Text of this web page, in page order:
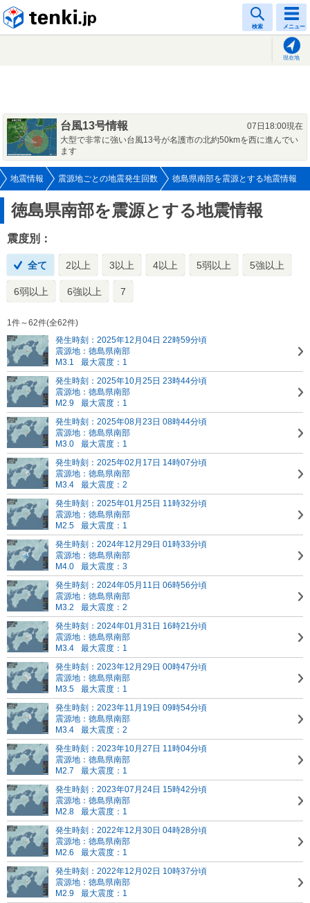
検索 メニュー
現在地
台風13号情報
07日18:00現在
大型で非常に強い台風13号が名護市の北約50kmを西に進んでい
ます
地震情報 震源地ごとの地震発生回数 徳島県南部を震源とする地震情報
徳島県南部を震源とする地震情報
震度別：
全て 2以上 3以上 4以上 5弱以上 5強以上
6弱以上 6強以上 7
1件～62件(全62件)
発生時刻：2025年12月04日 22時59分頃
震源地：徳島県南部
M3.1
最大震度：1
発生時刻：2025年10月25日 23時44分頃
震源地：徳島県南部
M2.9
最大震度：1
発生時刻：2025年08月23日 08時44分頃
震源地：徳島県南部
M3.0
最大震度：1
発生時刻：2025年02月17日 14時07分頃
震源地：徳島県南部
M3.4
最大震度：2
発生時刻：2025年01月25日 11時32分頃
震源地：徳島県南部
M2.5
最大震度：1
発生時刻：2024年12月29日 01時33分頃
震源地：徳島県南部
M4.0
最大震度：3
発生時刻：2024年05月11日 06時56分頃
震源地：徳島県南部
M3.2
最大震度：2
発生時刻：2024年01月31日 16時21分頃
震源地：徳島県南部
M3.4
最大震度：1
発生時刻：2023年12月29日 00時47分頃
震源地：徳島県南部
M3.5
最大震度：1
発生時刻：2023年11月19日 09時54分頃
震源地：徳島県南部
M3.4
最大震度：2
発生時刻：2023年10月27日 11時04分頃
震源地：徳島県南部
M2.7
最大震度：1
発生時刻：2023年07月24日 15時42分頃
震源地：徳島県南部
M2.8
最大震度：1
発生時刻：2022年12月30日 04時28分頃
震源地：徳島県南部
M2.6
最大震度：1
発生時刻：2022年12月02日 10時37分頃
震源地：徳島県南部
M2.9
最大震度：1